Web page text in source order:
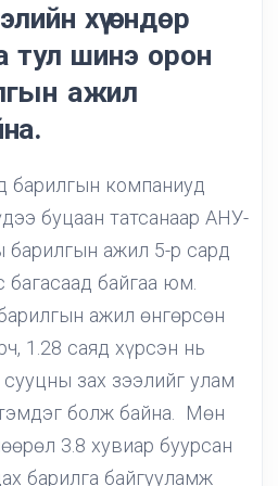
хүү өндөр
тул шинэ орон
ажил
барилгын компаниуд
буцаан татсанаар АНУ-
ажил 5-р сард
багасаад байгаа юм.
ажил өнгөрсөн
1.28 саяд хүрсэн нь
зах зээлийг улам
болж байна. Мөн
3.8 хувиар буурсан
барилга байгууламж